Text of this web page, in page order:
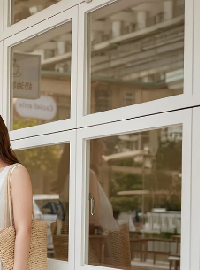
小香
牛仔裙 冰感